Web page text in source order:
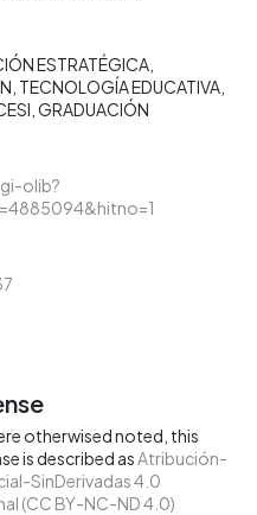
ESTRATÉGICA
TECNOLOGÍA EDUCATIVA
GRADUACIÓN
olib?
otherwised noted, this
is described asAtribución-
SinDerivadas 4.0
(CC BY-NC-ND 4.0)